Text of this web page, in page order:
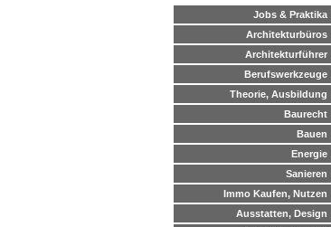
Jobs & Praktika
Architekturbüros
Architekturführer
Berufswerkzeuge
Theorie, Ausbildung
Baurecht
Bauen
Energie
Sanieren
Immo Kaufen, Nutzen
Ausstatten, Design